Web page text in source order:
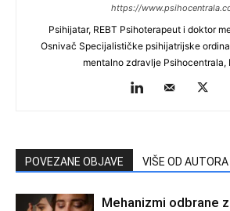
https://
Psihijatar, REBT Psihoterapeut i doktor
Osnivač Specijalističke psihijatrijske
mentalno zdravlje Psihocentrala,
POVEZANE OBJAVE VIŠE OD AUTORA
Mehanizmi odbrane